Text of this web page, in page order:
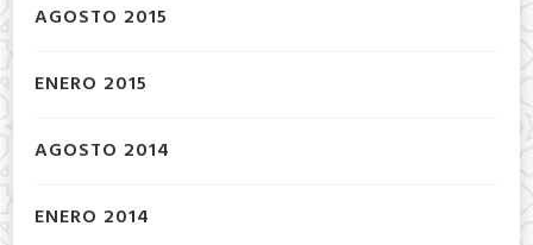
AGOSTO 2015
ENERO 2015
AGOSTO 2014
ENERO 2014